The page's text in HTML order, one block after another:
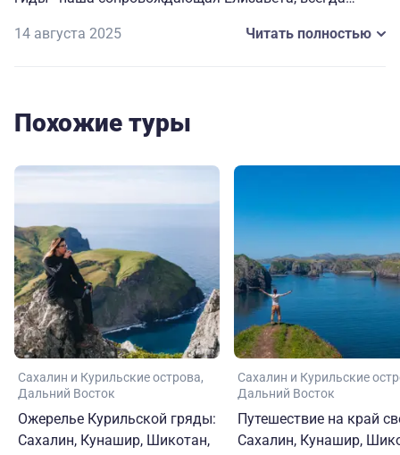
Итурупе - Андрей и Виктор, гид на Кунашире Юрий и
Особенно мне хочется поблагодарить Елизавету и
смогла пройти маршрут до фумарольного поля
вулкана Менделеева, и болеть непростой для меня
подъем по веревкам (и, соответственно, спуск) оттуда.
Они помогали мне и страховали меня на этом пути. И
до мыса Столбчатый я тоже смогла дойти, благодаря
поддержке гидов. Огромное им всем спасибо!
14 августа 2025 Читать полностью
Похожие туры
Сахалин и Курильские острова
Дальний Восток
Ожерелье Курильской гряды:
Сахалин, Кунашир, Шикотан,
Сахалин и Курильские
Дальний Восток
Путешествие на край
Сахалин, Кунашир,